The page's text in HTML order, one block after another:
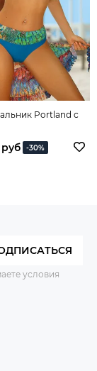
Portland с
-30%
условия